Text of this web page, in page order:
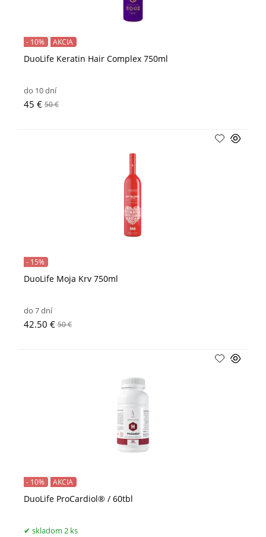
DuoLife Keratin Hair Complex 750ml
- 10% AKCIA
do 10 dní
45 € 50 €
DuoLife Moja Krv 750ml
- 15%
do 7 dní
42.50 € 50 €
DuoLife ProCardiol® / 60tbl
- 10% AKCIA
skladom 2 ks